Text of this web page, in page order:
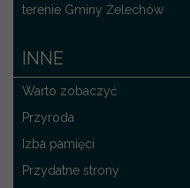
terenie Gminy Żelechów
INNE
Warto zobaczyć
Przyroda
Izba pamięci
Przydatne strony